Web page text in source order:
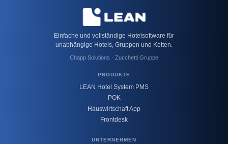
Einfache und vollständige Hotelsoftware für
unabhängige Hotels, Gruppen und Ketten.
Chapp Solutions · Zucchetti Gruppe
PRODUKTE
LEAN Hotel System PMS
POK
Hauswirtschaft App
Frontdesk
UNTERNEHMEN